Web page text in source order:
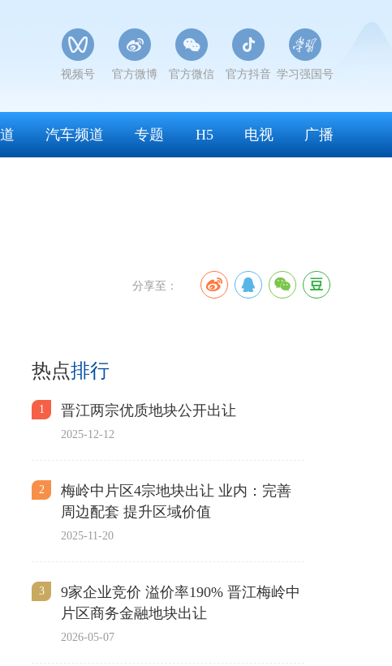
视频号 官方微博 官方微信 官方抖音 学习强国号
汽车频道 专题 H5 电视 广播
分享至：
热点排行
1 晋江两宗优质地块公开出让
2025-12-12
2
梅岭中片区4宗地块出让 业内：完善
周边配套 提升区域价值
2025-11-20
3
9家企业竞价 溢价率190% 晋江梅岭中
片区商务金融地块出让
2026-05-07